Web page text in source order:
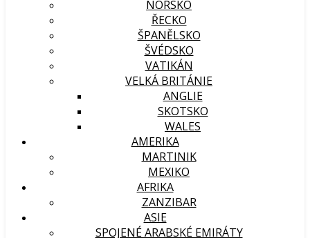
NORSKO
ŘECKO
ŠPANĚLSKO
ŠVÉDSKO
VATIKÁN
VELKÁ BRITÁNIE
ANGLIE
SKOTSKO
WALES
AMERIKA
MARTINIK
MEXIKO
AFRIKA
ZANZIBAR
ASIE
SPOJENÉ ARABSKÉ EMIRÁTY